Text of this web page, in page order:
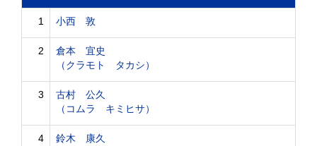
1 小西 敦
2
倉本 宜史
（クラモト タカシ）
3
古村 公久
（コムラ キミヒサ）
4
鈴木 康久